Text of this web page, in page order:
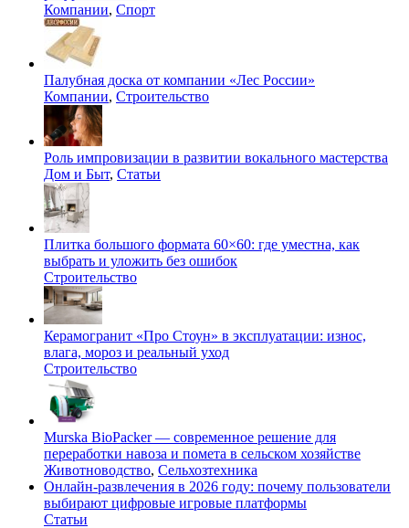
Компании, Спорт
Палубная доска от компании «Лес России»
Компании, Строительство
Роль импровизации в развитии вокального мастерства
Дом и Быт, Статьи
Плитка большого формата 60×60: где уместна, как
выбрать и уложить без ошибок
Строительство
Керамогранит «Про Стоун» в эксплуатации: износ,
влага, мороз и реальный уход
Строительство
Murska BioPacker — современное решение для
переработки навоза и помета в сельском хозяйстве
Животноводство, Сельхозтехника
Онлайн-развлечения в 2026 году: почему пользователи
выбирают цифровые игровые платформы
Статьи